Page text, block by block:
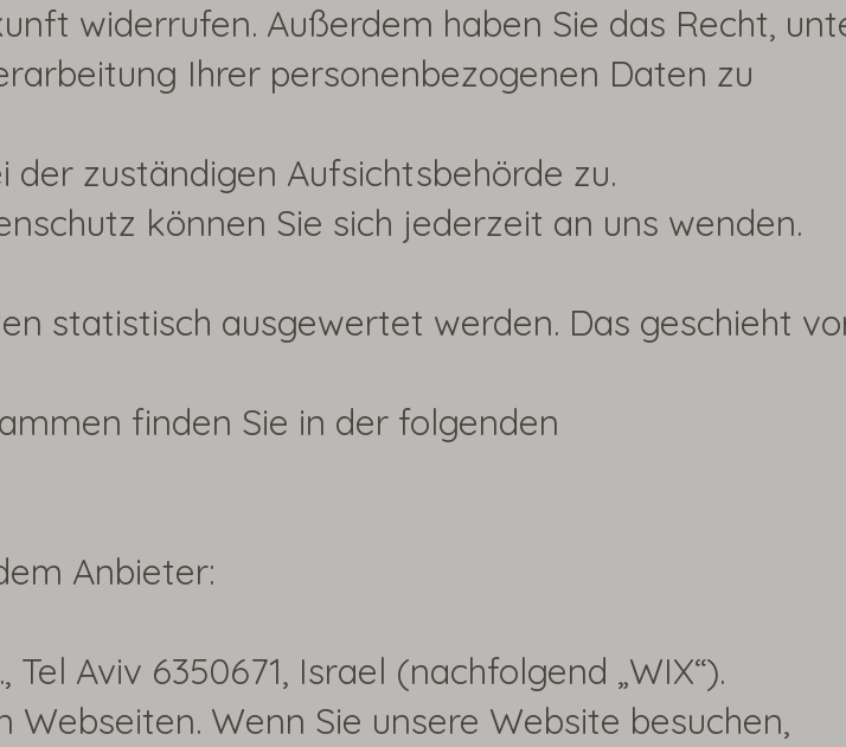
widerrufen. Außerdem haben Sie das Recht,
Ihrer personenbezogenen Daten zu
zuständigen Aufsichtsbehörde zu.
können Sie sich jederzeit an uns wenden.
statistisch ausgewertet werden. Das geschieht
finden Sie in der folgenden
Anbieter:
Aviv 6350671, Israel (nachfolgend „WIX“).
Wenn Sie unsere Website besuchen,